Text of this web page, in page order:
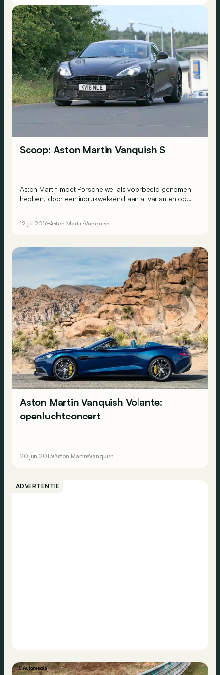
Scoop: Aston Martin Vanquish S
Aston Martin moet Porsche wel als voorbeeld genomen
hebben, door een indrukwekkend aantal varianten op
12 jul 2016 Aston Martin Vanquish
Aston Martin Vanquish Volante:
openluchtconcert
20 jun 2013 Aston Martin Vanquish
ADVERTENTIE